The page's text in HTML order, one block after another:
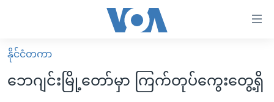
လွယ်ကူ
စေ
မူလစာမျက်နှာ
မြန်မာ
နိုင်ငံတကာ
ဘေဂျင်းမြို့တော်မှာ ကြက်တုပ်ကွေးတွေ့ရှိ